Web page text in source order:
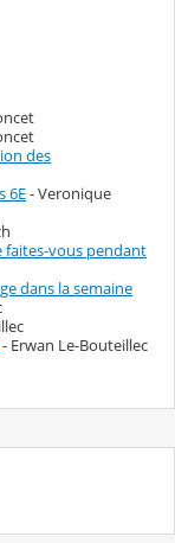
des
6E- Veronique
faites-vous pendant
dans la semaine
- Erwan Le-Bouteillec